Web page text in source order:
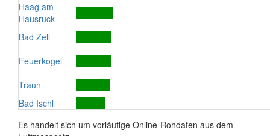
Haag am
Hausruck
Bad Zell
Feuerkogel
Traun
Bad Ischl
Es handelt sich um vorläufige Online-Rohdaten aus dem